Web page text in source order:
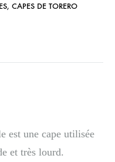
, CAPES DE TORERO
est une cape utilisée
et très lourd.